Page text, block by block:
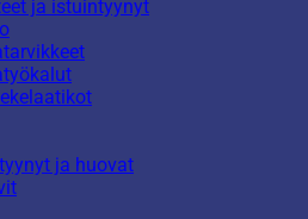
ja istuintyynyt
ja huovat